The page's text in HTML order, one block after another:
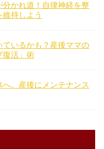
かれ道！自律神経を整
持しよう
いるかも？産後ママの
復活」術
へ。産後にメンテナンス